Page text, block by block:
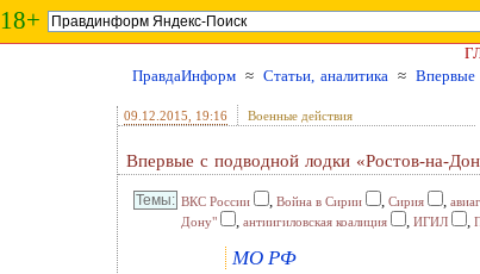
18+
ПравдаИнформ ≈ Статьи, аналитика ≈ Впервые
09.12.2015 , 19:16 Военные действия
Впервые с подводной лодки «Ростов-на-
ВКС России , Война в Сирии , Сирия ,
Дону"
, антиигиловская коалиция , ИГИЛ ,
МО РФ